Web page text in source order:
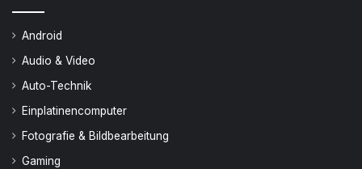
Android
Audio & Video
Auto-Technik
Einplatinencomputer
Fotografie & Bildbearbeitung
Gaming